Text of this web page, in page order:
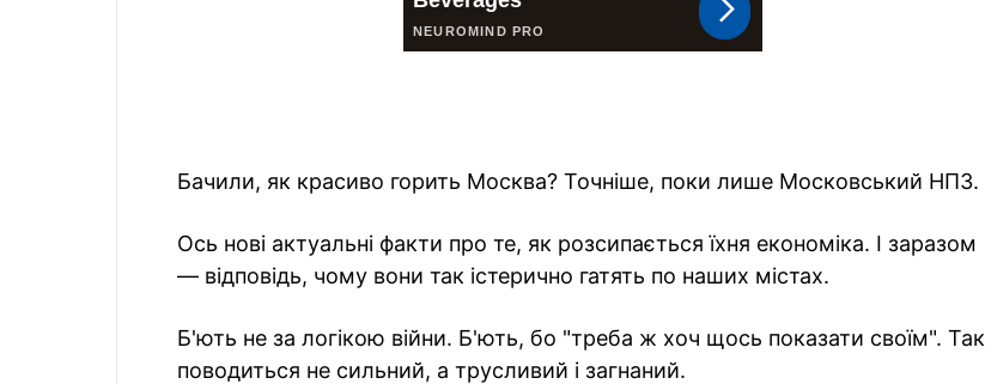
Бачили, як красиво горить Москва? Точніше, поки лише Московський НПЗ.
Ось нові актуальні факти про те, як розсипається їхня економіка. І заразом
— відповідь, чому вони так істерично гатять по наших містах.
Б'ють не за логікою війни. Б'ють, бо "треба ж хоч щось показати своїм". Так
поводиться не сильний, а трусливий і загнаний.